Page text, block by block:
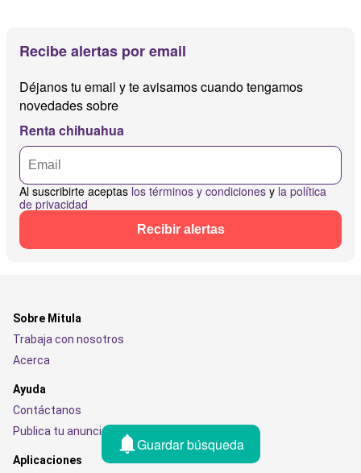
Recibe alertas por email
Déjanos tu email y te avisamos cuando tengamos
novedades sobre
Renta chihuahua
Al suscribirte aceptas los términos y condiciones y la política
de privacidad
Recibir alertas
Guardar búsqueda
Sobre Mitula
Trabaja con nosotros
Acerca
Ayuda
Contáctanos
Publica tu anuncio
Aplicaciones